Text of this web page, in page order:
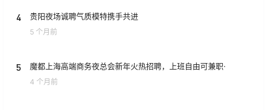
4 贵阳夜场诚聘气质模特携手共进
5 个月前
5 魔都上海高端商务夜总会新年火热招聘，上班自由可兼职·
4 个月前